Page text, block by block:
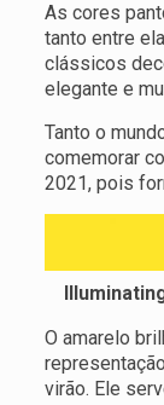
As cores
tanto entre
clássicos
elegante e
Tanto o
comemorar
2021, pois
O amarelo
virão. Ele